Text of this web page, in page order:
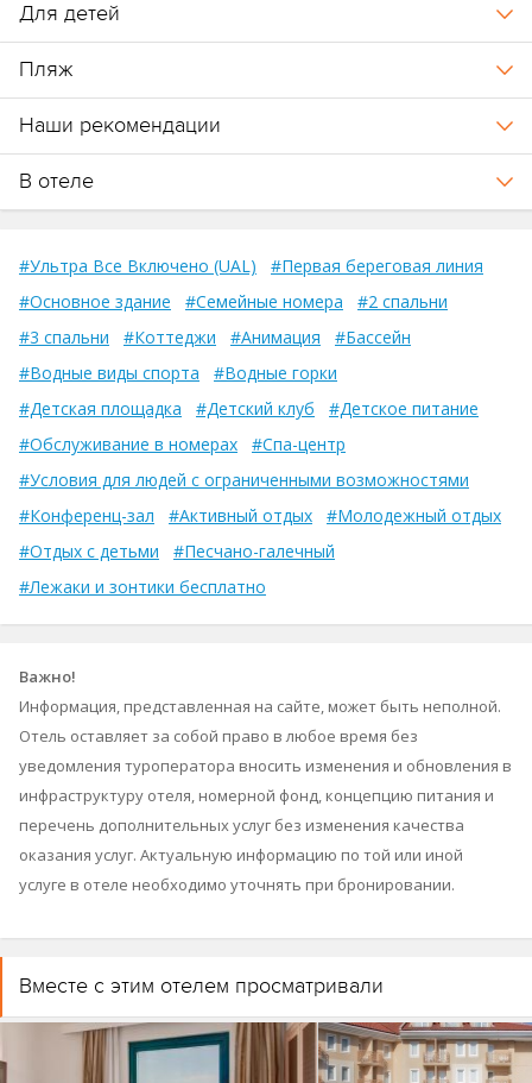
Для детей
Пляж
Наши рекомендации
В отеле
#Ультра Все Включено (UAL)
#Первая береговая линия
#Основное здание
#Семейные номера
#2 спальни
#3 спальни
#Коттеджи #Анимация
#Бассейн
#Водные виды спорта
#Водные горки
#Детская площадка
#Детский клуб
#Детское питание
#Обслуживание в номерах
#Спа-центр
#Условия для людей с ограниченными возможностями
#Конференц-зал
#Активный отдых
#Молодежный отдых
#Отдых с детьми
#Песчано-галечный
#Лежаки и зонтики бесплатно
Важно!
Информация, представленная на сайте, может быть неполной.
Отель оставляет за собой право в любое время без
уведомления туроператора вносить изменения и обновления в
инфраструктуру отеля, номерной фонд, концепцию питания и
перечень дополнительных услуг без изменения качества
оказания услуг. Актуальную информацию по той или иной
услуге в отеле необходимо уточнять при бронировании.
Вместе с этим отелем просматривали